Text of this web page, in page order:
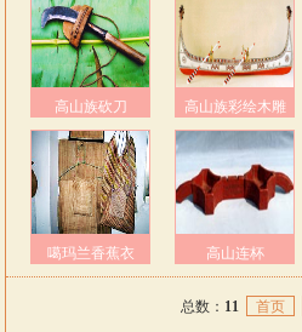
高山族砍刀 高山族彩绘木雕
噶玛兰香蕉衣 高山连杯
总数： 11 首页